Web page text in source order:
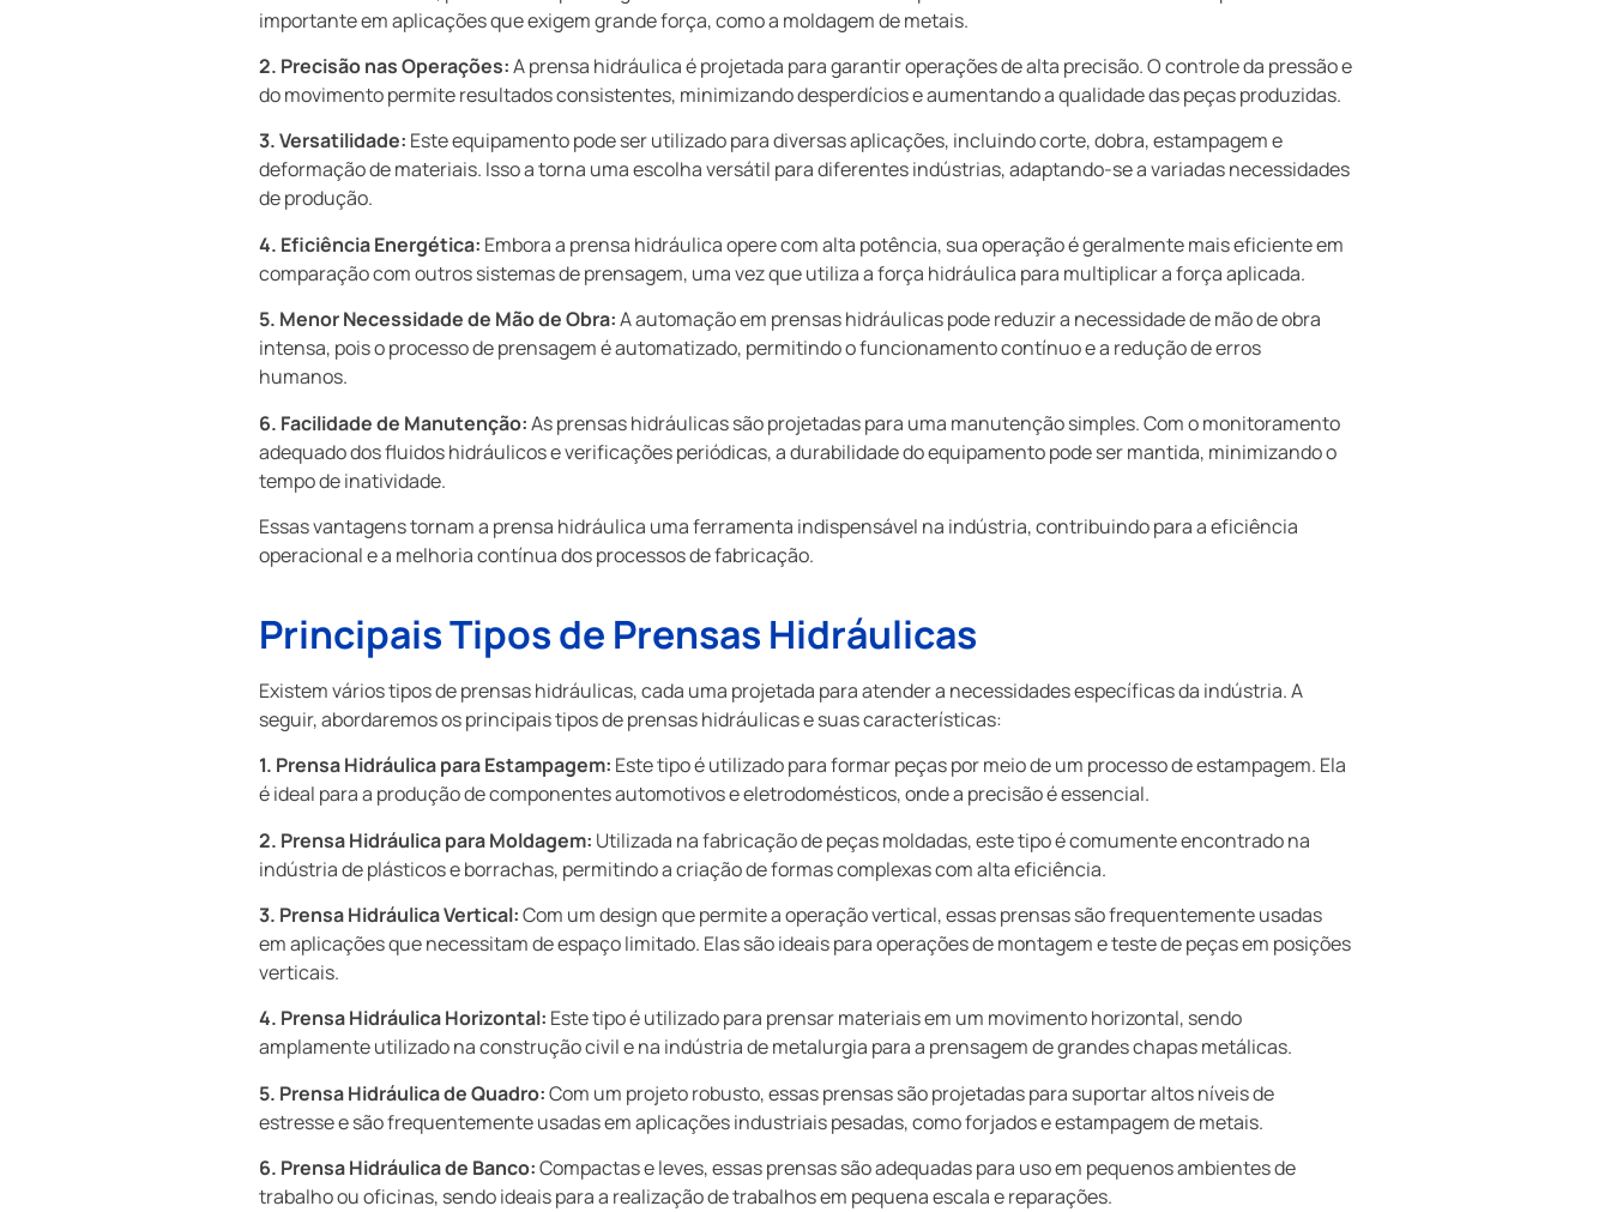
importante em aplicações que exigem grande força, como a moldagem de metais.
2. Precisão nas Operações:A prensa hidráulica é projetada para garantir operações de alta precisão. O controle da pressão e
do movimento permite resultados consistentes, minimizando desperdícios e aumentando a qualidade das peças produzidas.
3. Versatilidade: Este equipamento pode ser utilizado para diversas aplicações, incluindo corte, dobra, estampagem e
deformação de materiais. Isso a torna uma escolha versátil para diferentes indústrias, adaptando-se a variadas necessidades
de produção.
4. Eficiência Energética: Embora a prensa hidráulica opere com alta potência, sua operação é geralmente mais eficiente em
comparação com outros sistemas de prensagem, uma vez que utiliza a força hidráulica para multiplicar a força aplicada.
5. Menor Necessidade de Mão de Obra:A automação em prensas hidráulicas pode reduzir a necessidade de mão de obra
intensa, pois o processo de prensagem é automatizado, permitindo o funcionamento contínuo e a redução de erros
humanos.
6. Facilidade de Manutenção:As prensas hidráulicas são projetadas para uma manutenção simples. Com o monitoramento
adequado dos fluidos hidráulicos e verificações periódicas, a durabilidade do equipamento pode ser mantida, minimizando o
tempo de inatividade.
Essas vantagens tornam a prensa hidráulica uma ferramenta indispensável na indústria, contribuindo para a eficiência
operacional e a melhoria contínua dos processos de fabricação.
Principais Tipos de Prensas Hidráulicas
Existem vários tipos de prensas hidráulicas, cada uma projetada para atender a necessidades específicas da indústria. A
seguir, abordaremos os principais tipos de prensas hidráulicas e suas características:
1. Prensa Hidráulica para Estampagem: Este tipo é utilizado para formar peças por meio de um processo de estampagem. Ela
é ideal para a produção de componentes automotivos e eletrodomésticos, onde a precisão é essencial.
2. Prensa Hidráulica para Moldagem: Utilizada na fabricação de peças moldadas, este tipo é comumente encontrado na
indústria de plásticos e borrachas, permitindo a criação de formas complexas com alta eficiência.
3. Prensa Hidráulica Vertical:Com um design que permite a operação vertical, essas prensas são frequentemente usadas
em aplicações que necessitam de espaço limitado. Elas são ideais para operações de montagem e teste de peças em posições
verticais.
4. Prensa Hidráulica Horizontal: Este tipo é utilizado para prensar materiais em um movimento horizontal, sendo
amplamente utilizado na construção civil e na indústria de metalurgia para a prensagem de grandes chapas metálicas.
5. Prensa Hidráulica de Quadro:Com um projeto robusto, essas prensas são projetadas para suportar altos níveis de
estresse e são frequentemente usadas em aplicações industriais pesadas, como forjados e estampagem de metais.
6. Prensa Hidráulica de Banco:Compactas e leves, essas prensas são adequadas para uso em pequenos ambientes de
trabalho ou oficinas, sendo ideais para a realização de trabalhos em pequena escala e reparações.